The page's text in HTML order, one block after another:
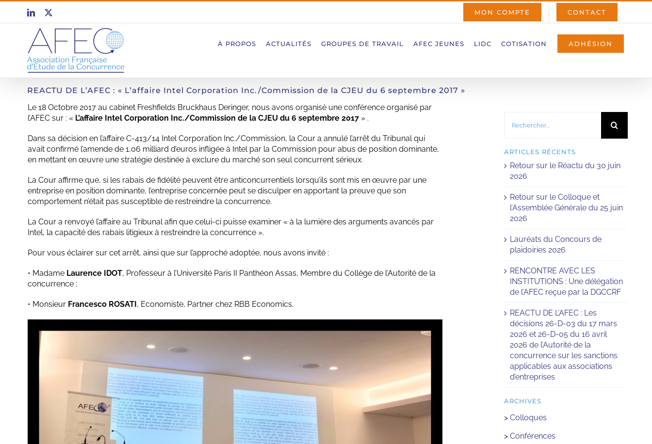
Passer
contenu
LinkedIn
X MON COMPTE CONTACT
À PROPOS ACTUALITÉS GROUPES DE TRAVAIL AFEC JEUNES LIDC COTISATION ADHÉSION
REACTU DE L’AFEC : « L’affaire Intel Corporation Inc./Commission de la CJEU du 6 septembre 2017 »
Le 18 Octobre 2017 au cabinet Freshfields Bruckhaus Deringer, nous avons organisé une conférence organisé par
l’AFEC sur : « L’affaire Intel Corporation Inc./Commission de la CJEU du 6 septembre 2017 » .
Dans sa décision en l’affaire C-413/14 Intel Corporation Inc./Commission, la Cour a annulé l’arrêt du Tribunal qui
avait confirmé l’amende de 1,06 milliard d’euros infligée à Intel par la Commission pour abus de position dominante,
en mettant en œuvre une stratégie destinée à exclure du marché son seul concurrent sérieux.
La Cour affirme que, si les rabais de fidélité peuvent être anticoncurrentiels lorsqu’ils sont mis en œuvre par une
entreprise en position dominante, l’entreprise concernée peut se disculper en apportant la preuve que son
comportement n’était pas susceptible de restreindre la concurrence.
La Cour a renvoyé l’affaire au Tribunal afin que celui-ci puisse examiner « à la lumière des arguments avancés par
Intel, la capacité des rabais litigieux à restreindre la concurrence ».
Pour vous éclairer sur cet arrêt, ainsi que sur l’approché adoptée, nous avons invité :
• Madame Laurence IDOT, Professeur à l’Université Paris II Panthéon Assas, Membre du Collège de l’Autorité de la
concurrence ;
• Monsieur Francesco ROSATI, Economiste, Partner chez RBB Economics.
ARTICLES RÉCENTS
Retour sur le Réactu du 30 juin
2026
Retour sur le Colloque et
l’Assemblée Générale du 25 juin
2026
Lauréats du Concours de
plaidoiries 2026
RENCONTRE AVEC LES
INSTITUTIONS : Une délégation
de l’AFEC reçue par la DGCCRF
REACTU DE L’AFEC : Les
décisions 26-D-03 du 17 mars
2026 et 26-D-05 du 16 avril
2026 de l’Autorité de la
concurrence sur les sanctions
applicables aux associations
d’entreprises
ARCHIVES
> Colloques
> Conférences